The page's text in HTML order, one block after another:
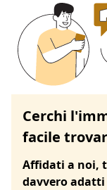
Cerchi
facile
Affidati a noi,
davvero adatti